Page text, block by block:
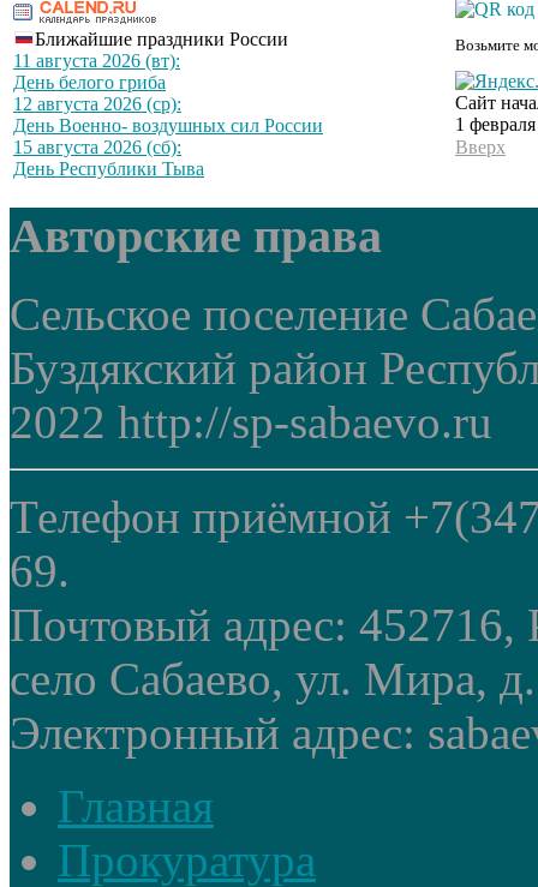
Ближайшие праздники России
11 августа 2026 (вт):
День белого гриба
12 августа 2026 (ср):
День Военно- воздушных сил России
15 августа 2026 (сб):
День Республики Тыва
Возьмите
Сайт
1
Вверх
Авторские права
Сельское поселение
Буздякский район
2022 http://sp-sabaevo.ru
Телефон приёмной
69.
Почтовый адрес: 452716,
село Сабаево, ул. Мира,
Электронный адрес:
Главная
Прокуратура